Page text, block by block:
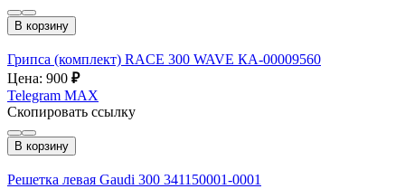
В корзину
Грипса (комплект) RACE 300 WAVE КА-00009560
Цена: 900 ₽
Telegram MAX
Скопировать ссылку
В корзину
Решетка левая Gaudi 300 341150001-0001